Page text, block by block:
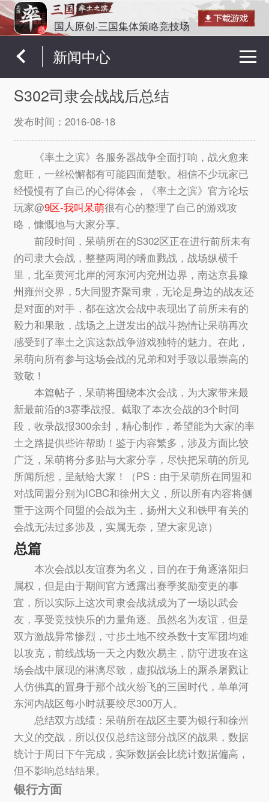
国人原创·三国集体策略竞技场
新闻中心
S302司隶会战战后总结
发布时间： 2016-08-18
《率土之滨》各服务器战争全面打响，战火愈来
愈旺，一丝松懈都有可能四面楚歌。相信不少玩家已
经慢慢有了自己的心得体会，《率土之滨》官方论坛
玩家@9区-我叫呆萌很有心的整理了自己的游戏攻
略，慷慨地与大家分享。
前段时间，呆萌所在的S302区正在进行前所未有
的司隶大会战，整整两周的嗜血戮战，战场纵横千
里，北至黄河北岸的河东河内兖州边界，南达京县豫
州雍州交界，5大同盟齐聚司隶，无论是身边的战友还
是对面的对手，都在这次会战中表现出了前所未有的
毅力和果敢，战场之上迸发出的战斗热情让呆萌再次
感受到了率土之滨这款战争游戏独特的魅力。在此，
呆萌向所有参与这场会战的兄弟和对手致以最崇高的
致敬！
本篇帖子，呆萌将围绕本次会战，为大家带来最
新最前沿的3赛季战报。截取了本次会战的3个时间
段，收录战报300余封，精心制作，希望能为大家的率
土之路提供些许帮助！鉴于内容繁多，涉及方面比较
广泛，呆萌将分多贴与大家分享，尽快把呆萌的所见
所闻所想，呈献给大家！（PS：由于呆萌所在同盟和
对战同盟分别为ICBC和徐州大义，所以所有内容将侧
重于这两个同盟的会战为主，扬州大义和铁甲有关的
会战无法过多涉及，实属无奈，望大家见谅）
总篇
本次会战以友谊赛为名义，目的在于角逐洛阳归
属权，但是由于期间官方透露出赛季奖励变更的事
宜，所以实际上这次司隶会战就成为了一场以武会
友，享受竞技快乐的力量角逐。虽然名为友谊，但是
双方激战异常惨烈，寸步土地不绞杀数十支军团均难
以攻克，前线战场一天之内数次易主，防守进攻在这
场会战中展现的淋漓尽致，虚拟战场上的厮杀屠戮让
人仿佛真的置身于那个战火纷飞的三国时代，单单河
东河内战区每小时就要绞尽300万人。
总结双方战绩：呆萌所在战区主要为银行和徐州
大义的交战，所以仅仅总结这部分战区的战果，数据
统计于周日下午完成，实际数据会比统计数据偏高，
但不影响总结结果。
银行方面